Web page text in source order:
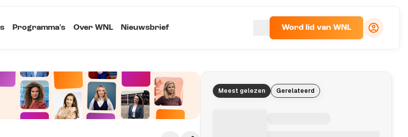
Programma's Over WNL Nieuwsbrief Word lid van WNL
Meest gelezen Gerelateerd